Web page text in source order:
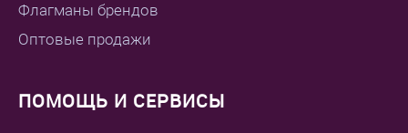
Флагманы брендов
Оптовые продажи
ПОМОЩЬ И СЕРВИСЫ